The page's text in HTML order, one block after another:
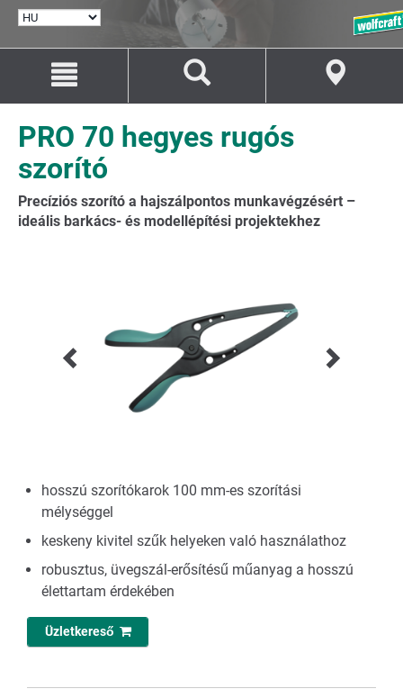
KIVÁLASZTÁSA
tartalomhoz
navigációhoz
PRO 70 hegyes rugós
szorító
Precíziós szorító a hajszálpontos munkavégzésért –
ideális barkács- és modellépítési projektekhez
hosszú szorítókarok 100 mm-es szorítási
mélységgel
keskeny kivitel szűk helyeken való használathoz
robusztus, üvegszál-erősítésű műanyag a hosszú
élettartam érdekében
Üzletkereső